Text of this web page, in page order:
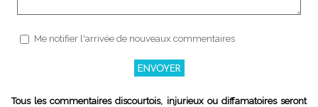
Me notifier l'arrivée de nouveaux commentaires
Tous les commentaires discourtois, injurieux ou diffamatoires seront